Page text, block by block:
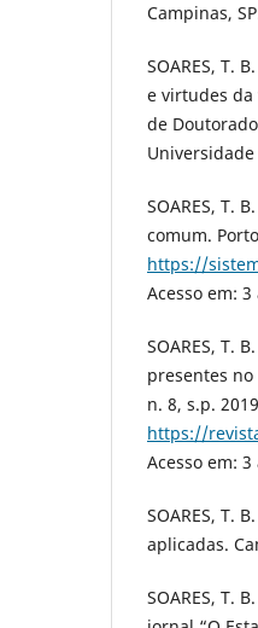
Campinas,
SOARES, T.
e virtudes da
de
Universidade
SOARES, T.
comum.
https://
Acesso em: 3
SOARES, T.
presentes
n. 8, s.p.
https://
Acesso em: 3
SOARES, T.
aplicadas.
SOARES, T.